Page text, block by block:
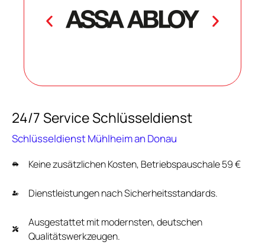
24/7 Service Schlüsseldienst
Schlüsseldienst Mühlheim an Donau
Keine zusätzlichen Kosten, Betriebspauschale 59 €
Dienstleistungen nach Sicherheitsstandards.
Ausgestattet mit modernsten, deutschen
Qualitätswerkzeugen.